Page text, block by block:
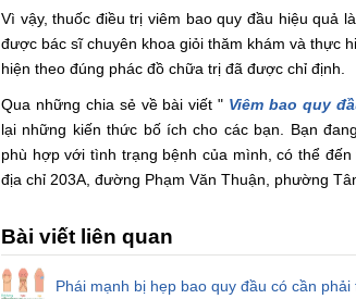
Vì vậy, thuốc điều trị viêm bao quy đầu hiệu quả
được bác sĩ chuyên khoa giỏi thăm khám và thực
hiện theo đúng phác đồ chữa trị đã được chỉ định.
Qua những chia sẻ về bài viết " Viêm bao quy
lại những kiến thức bố ích cho các bạn. Bạn
phù hợp với tình trạng bệnh của mình, có thể
địa chỉ 203A, đường Phạm Văn Thuận, phường
Bài viết liên quan
Phái mạnh bị hẹp bao quy đầu có cần